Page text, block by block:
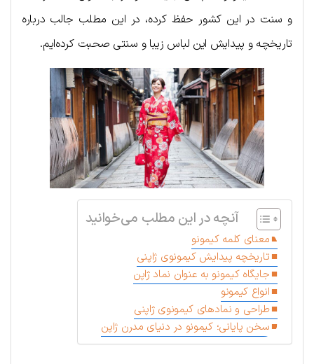
و سنت در این کشور حفظ کرده، در این مطلب جالب درباره
تاریخچه و پیدایش این لباس زیبا و سنتی صحبت کرده‌ایم.
آنچه در این مطلب می‌خوانید
معنای کلمه کیمونو
تاریخچه پیدایش کیمونوی ژاپنی
جایگاه کیمونو به عنوان نماد ژاپن
انواع کیمونو
طراحی و نمادهای کیمونوی ژاپنی
سخن پایانی؛ کیمونو در دنیای مدرن ژاپن